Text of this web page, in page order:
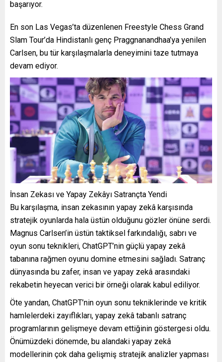
başarıyor.
En son Las Vegas’ta düzenlenen Freestyle Chess Grand
Slam Tour’da Hindistanlı genç Praggnanandhaa’ya yenilen
Carlsen, bu tür karşılaşmalarla deneyimini taze tutmaya
devam ediyor.
İnsan Zekası ve Yapay Zekâyı Satrançta Yendi
Bu karşılaşma, insan zekasının yapay zekâ karşısında
stratejik oyunlarda hala üstün olduğunu gözler önüne serdi.
Magnus Carlsen’in üstün taktiksel farkındalığı, sabrı ve
oyun sonu teknikleri, ChatGPT’nin güçlü yapay zekâ
tabanına rağmen oyunu domine etmesini sağladı. Satranç
dünyasında bu zafer, insan ve yapay zekâ arasındaki
rekabetin heyecan verici bir örneği olarak kabul ediliyor.
Öte yandan, ChatGPT’nin oyun sonu tekniklerinde ve kritik
hamlelerdeki zayıflıkları, yapay zekâ tabanlı satranç
programlarının gelişmeye devam ettiğinin göstergesi oldu.
Önümüzdeki dönemde, bu alandaki yapay zekâ
modellerinin çok daha gelişmiş stratejik analizler yapması